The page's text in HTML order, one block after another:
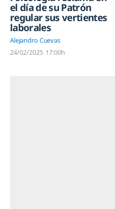
el día de su Patrón
regular sus vertientes
laborales
Alejandro Cuevas
24/02/2025 17:00h